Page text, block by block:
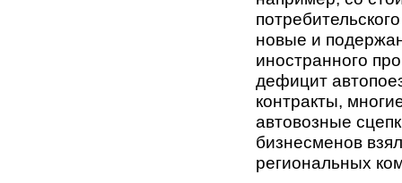
новые и
иностранного
дефицит
контракты,
автовозные
бизнесменов
региональных